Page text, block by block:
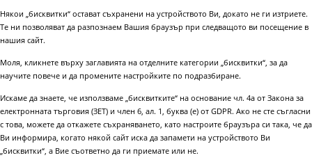
Някои „бисквитки“ остават съхранени на устройството Ви, докато не ги изтриете.
Те ни позволяват да разпознаем Вашия браузър при следващото ви посещение в
нашия сайт.
Моля, кликнете върху заглавията на отделните категории „бисквитки“, за да
научите повече и да промените настройките по подразбиране.
Искаме да знаете, че използваме „бисквитките“ на основание чл. 4а от Закона за
електронната търговия (ЗЕТ) и член 6, ал. 1, буква (е) от GDPR. Ако не сте съгласни
с това, можете да откажете съхраняването, като настроите браузъра си така, че да
Ви информира, когато някой сайт иска да запамети на устройството Ви
„бисквитки“, а Вие съответно да ги приемате или не.